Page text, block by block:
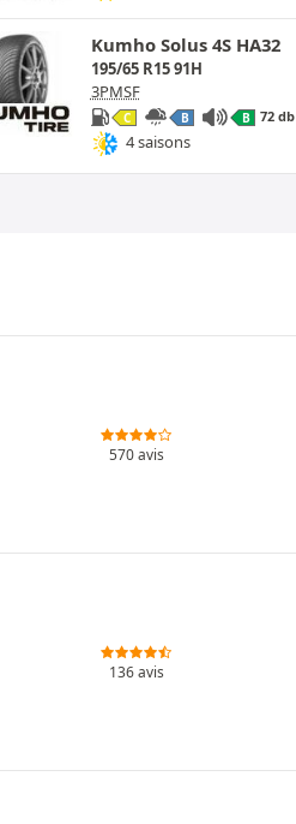
Kumho Solus 4S HA32
195/65 R15 91H
3PMSF
C B B 72 db
4 saisons
570 avis
136 avis